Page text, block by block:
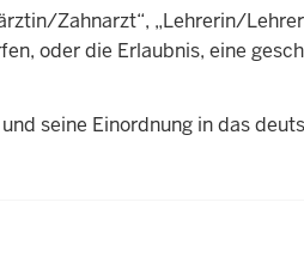
Zahnarzt“, „Lehrerin/
oder die Erlaubnis, eine
seine Einordnung in das